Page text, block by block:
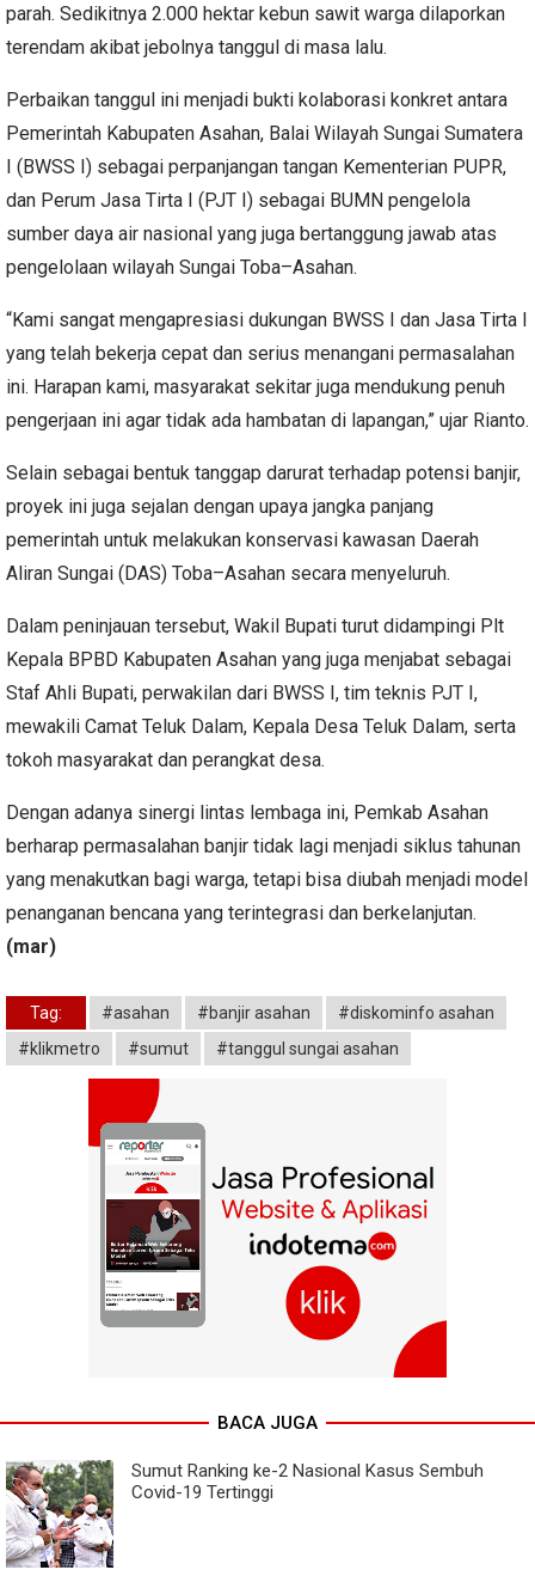
parah. Sedikitnya 2.000 hektar kebun sawit warga dilaporkan
terendam akibat jebolnya tanggul di masa lalu.
Perbaikan tanggul ini menjadi bukti kolaborasi konkret antara
Pemerintah Kabupaten Asahan, Balai Wilayah Sungai Sumatera
I (BWSS I) sebagai perpanjangan tangan Kementerian PUPR,
dan Perum Jasa Tirta I (PJT I) sebagai BUMN pengelola
sumber daya air nasional yang juga bertanggung jawab atas
pengelolaan wilayah Sungai Toba–Asahan.
“Kami sangat mengapresiasi dukungan BWSS I dan Jasa Tirta I
yang telah bekerja cepat dan serius menangani permasalahan
ini. Harapan kami, masyarakat sekitar juga mendukung penuh
pengerjaan ini agar tidak ada hambatan di lapangan,” ujar Rianto.
Selain sebagai bentuk tanggap darurat terhadap potensi banjir,
proyek ini juga sejalan dengan upaya jangka panjang
pemerintah untuk melakukan konservasi kawasan Daerah
Aliran Sungai (DAS) Toba–Asahan secara menyeluruh.
Dalam peninjauan tersebut, Wakil Bupati turut didampingi Plt
Kepala BPBD Kabupaten Asahan yang juga menjabat sebagai
Staf Ahli Bupati, perwakilan dari BWSS I, tim teknis PJT I,
mewakili Camat Teluk Dalam, Kepala Desa Teluk Dalam, serta
tokoh masyarakat dan perangkat desa.
Dengan adanya sinergi lintas lembaga ini, Pemkab Asahan
berharap permasalahan banjir tidak lagi menjadi siklus tahunan
yang menakutkan bagi warga, tetapi bisa diubah menjadi model
penanganan bencana yang terintegrasi dan berkelanjutan.
(mar)
Tag: #asahan #banjir asahan
#diskominfo asahan
#klikmetro
#sumut #tanggul sungai asahan
BACA JUGA
Sumut Ranking ke-2 Nasional Kasus Sembuh
Covid-19 Tertinggi